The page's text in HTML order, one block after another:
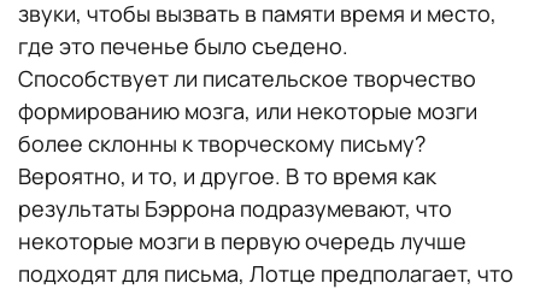
звуки, чтобы вызвать в памяти время и место,
где это печенье было съедено.
Способствует ли писательское творчество
формированию мозга, или некоторые мозги
более склонны к творческому письму?
Вероятно, и то, и другое. В то время как
результаты Бэррона подразумевают, что
некоторые мозги в первую очередь лучше
подходят для письма, Лотце предполагает, что